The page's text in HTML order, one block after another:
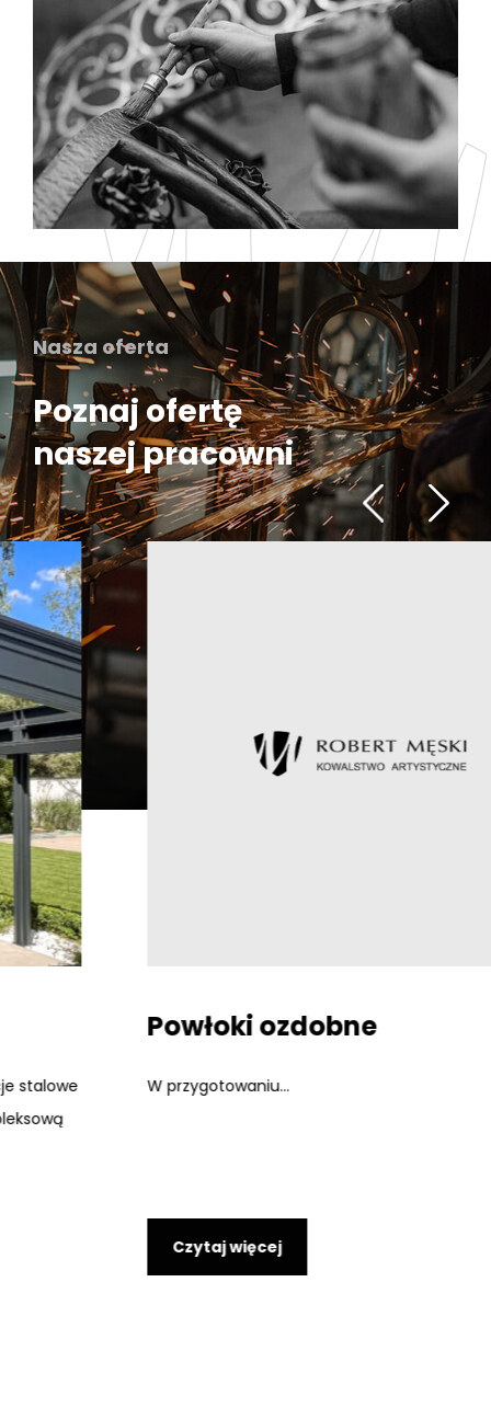
Nasza oferta
Poznaj ofertę
naszej pracowni
Powłoki ozdobne
W przygotowaniu...